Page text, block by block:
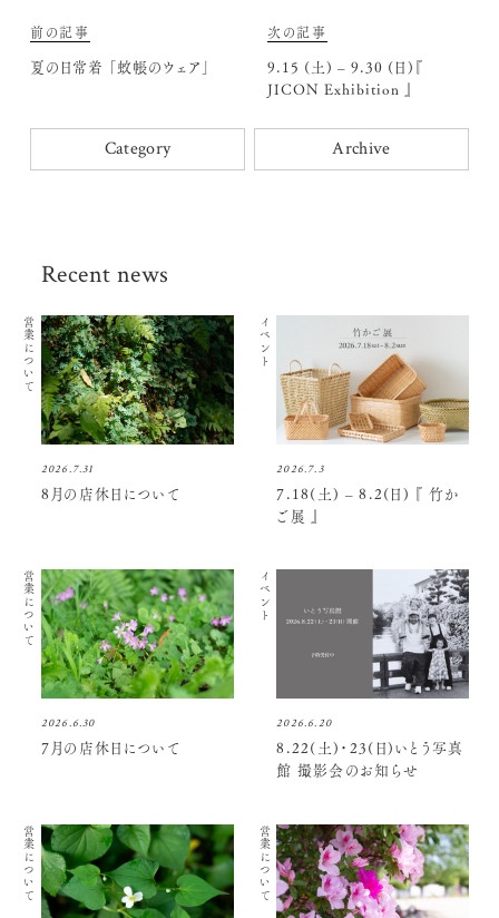
前の記事
夏の日常着 「蚊帳のウェア」
次の記事
9.15 (土) – 9.30 (日)『
JICON Exhibition 』
Category Archive
Recent news
2026.7.31
営業について
8月の店休日について
2026.7.3
イベント
7.18(土) – 8.2(日) 『 竹か
ご展 』
2026.6.30
営業について
7月の店休日について
2026.6.20
イベント
8.22(土)・23(日)いとう写真
館 撮影会のお知らせ
営業について 営業について